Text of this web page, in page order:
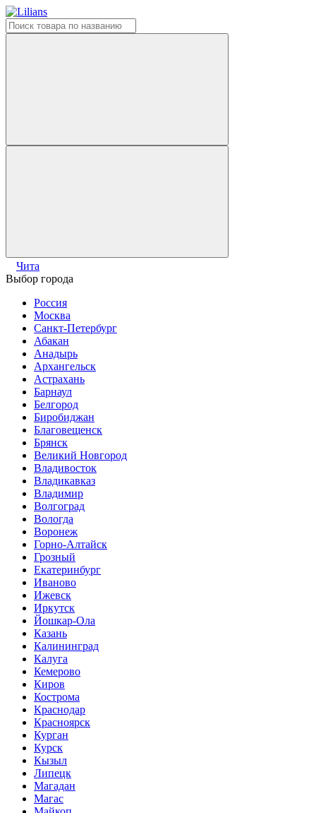
Чита
Выбор города
Россия
Москва
Санкт-Петербург
Абакан
Анадырь
Архангельск
Астрахань
Барнаул
Белгород
Биробиджан
Благовещенск
Брянск
Великий Новгород
Владивосток
Владикавказ
Владимир
Волгоград
Вологда
Воронеж
Горно-Алтайск
Грозный
Екатеринбург
Иваново
Ижевск
Иркутск
Йошкар-Ола
Казань
Калининград
Калуга
Кемерово
Киров
Кострома
Краснодар
Красноярск
Курган
Курск
Кызыл
Липецк
Магадан
Магас